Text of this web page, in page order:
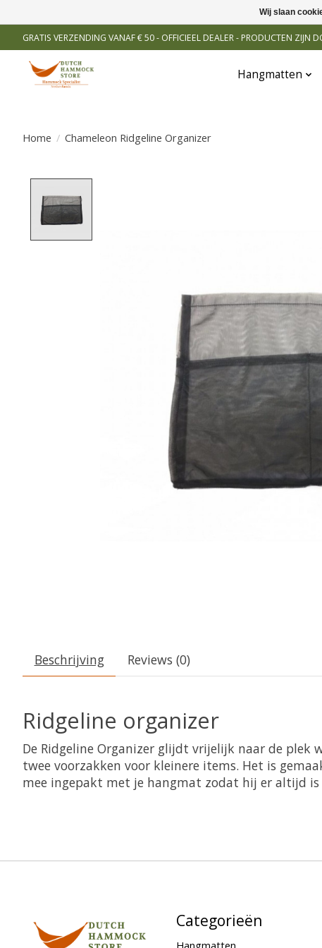
GRATIS VERZENDING VANAF € 50 - OFFICIEEL DEALER - PRODUCTEN ZIJN
Hangmatten
Home / Chameleon Ridgeline Organizer
Beschrijving Reviews (0)
Ridgeline organizer
De Ridgeline Organizer glijdt vrijelijk naar de
twee voorzakken voor kleinere items. Het is
mee ingepakt met je hangmat zodat hij er altijd
Categorieën
Wij slaan